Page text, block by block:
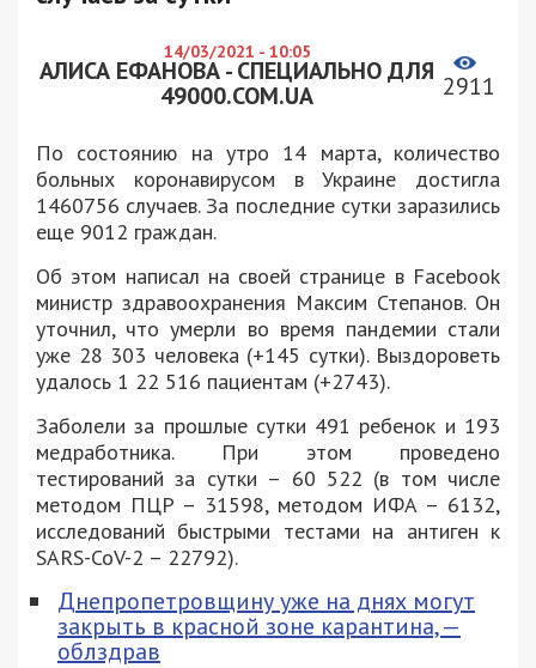
14/03/2021 - 10:05
АЛИСА ЕФАНОВА - СПЕЦИАЛЬНО ДЛЯ
49000.COM.UA
2911
По состоянию на утро 14 марта, количество
больных коронавирусом в Украине достигла
1460756 случаев. За последние сутки заразились
еще 9012 граждан.
Об этом написал на своей странице в Facebook
министр здравоохранения Максим Степанов. Он
уточнил, что умерли во время пандемии стали
уже 28 303 человека (+145 сутки). Выздороветь
удалось 1 22 516 пациентам (+2743).
Заболели за прошлые сутки 491 ребенок и 193
медработника. При этом проведено
тестирований за сутки – 60 522 (в том числе
методом ПЦР – 31598, методом ИФА – 6132,
исследований быстрыми тестами на антиген к
SARS-CoV-2 – 22792).
Днепропетровщину уже на днях могут
закрыть в красной зоне карантина, —
облздрав